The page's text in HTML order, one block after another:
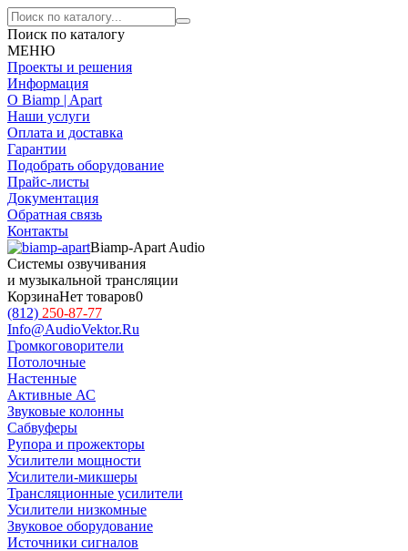
Поиск по каталогу
МЕНЮ
Проекты и решения
Информация
О Biamp | Apart
Наши услуги
Оплата и доставка
Гарантии
Подобрать оборудование
Прайс-листы
Документация
Обратная связь
Контакты
Biamp-Apart Audio
Системы озвучивания
и музыкальной трансляции
КорзинаНет товаров0
(812) 250-87-77
Info@AudioVektor.Ru
Громкоговорители
Потолочные
Настенные
Активные АС
Звуковые колонны
Сабвуферы
Рупора и прожекторы
Усилители мощности
Усилители-микшеры
Трансляционные усилители
Усилители низкомные
Звуковое оборудование
Источники сигналов